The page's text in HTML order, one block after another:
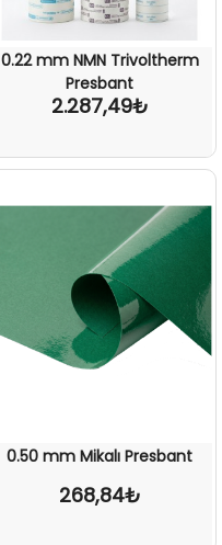
0.22 mm NMN Trivoltherm
Presbant
2.287,49₺
0.50 mm Mikalı Presbant
268,84₺